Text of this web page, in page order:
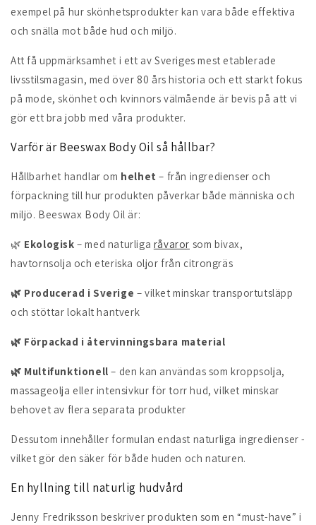
exempel på hur skönhetsprodukter kan vara både effektiva
och snälla mot både hud och miljö.
Att få uppmärksamhet i ett av Sveriges mest etablerade
livsstilsmagasin, med över 80 års historia och ett starkt fokus
på mode, skönhet och kvinnors välmående är bevis på att vi
gör ett bra jobb med våra produkter.
Varför är Beeswax Body Oil så hållbar?
Hållbarhet handlar om helhet – från ingredienser och
förpackning till hur produkten påverkar både människa och
miljö. Beeswax Body Oil är:
🌿 Ekologisk – med naturliga råvaror som bivax,
havtornsolja och eteriska oljor från citrongräs
🌿 Producerad i Sverige – vilket minskar transportutsläpp
och stöttar lokalt hantverk
🌿 Förpackad i återvinningsbara material
🌿 Multifunktionell – den kan användas som kroppsolja,
massageolja eller intensivkur för torr hud, vilket minskar
behovet av flera separata produkter
Dessutom innehåller formulan endast naturliga ingredienser -
vilket gör den säker för både huden och naturen.
En hyllning till naturlig hudvård
Jenny Fredriksson beskriver produkten som en “must-have” i